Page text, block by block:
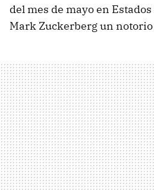
del mes de mayo en
Mark Zuckerberg un